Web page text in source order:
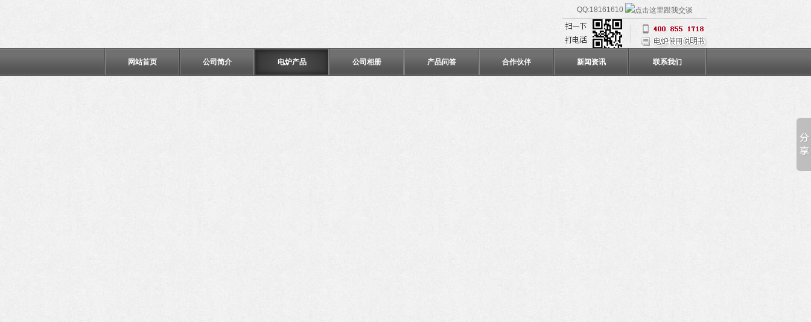
QQ:18161610
网站首页 公司简介 电炉产品 公司相册 产品问答 合作伙伴 新闻资讯 联系我们